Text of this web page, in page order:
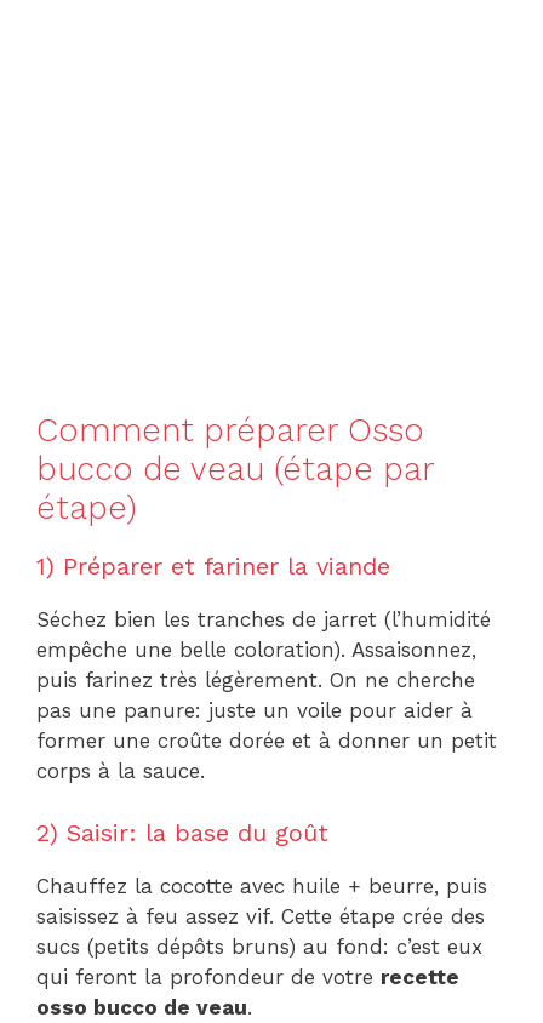
Comment préparer Osso
bucco de veau (étape par
étape)
1) Préparer et fariner la viande
Séchez bien les tranches de jarret (l’humidité
empêche une belle coloration). Assaisonnez,
puis farinez très légèrement. On ne cherche
pas une panure: juste un voile pour aider à
former une croûte dorée et à donner un petit
corps à la sauce.
2) Saisir: la base du goût
Chauffez la cocotte avec huile + beurre, puis
saisissez à feu assez vif. Cette étape crée des
sucs (petits dépôts bruns) au fond: c’est eux
qui feront la profondeur de votre recette
osso bucco de veau.